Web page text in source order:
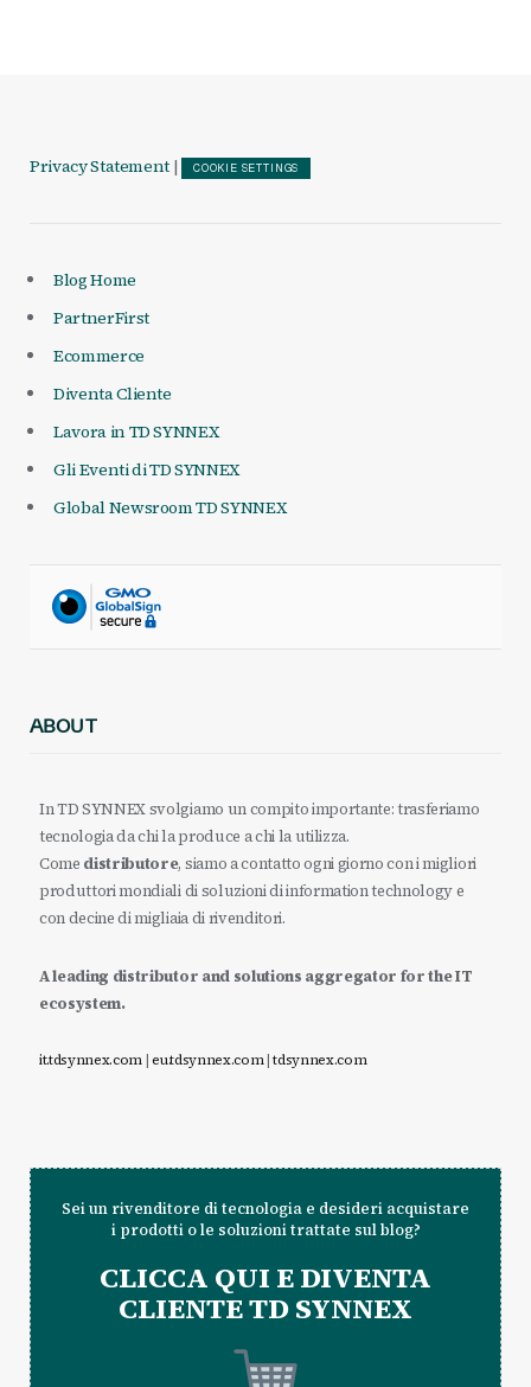
Privacy Statement | COOKIE SETTINGS
Blog Home
PartnerFirst
Ecommerce
Diventa Cliente
Lavora in TD SYNNEX
Gli Eventi di TD SYNNEX
Global Newsroom TD SYNNEX
ABOUT
In TD SYNNEX svolgiamo un compito importante: trasferiamo
tecnologia da chi la produce a chi la utilizza.
Come distributore, siamo a contatto ogni giorno con i migliori
produttori mondiali di soluzioni di information technology e
con decine di migliaia di rivenditori.
A leading distributor and solutions aggregator for the IT
ecosystem.
it.tdsynnex.com|eu.tdsynnex.com|tdsynnex.com
Sei un rivenditore di tecnologia e desideri acquistare
i prodotti o le soluzioni trattate sul blog?
CLICCA QUI E DIVENTA
CLIENTE TD SYNNEX